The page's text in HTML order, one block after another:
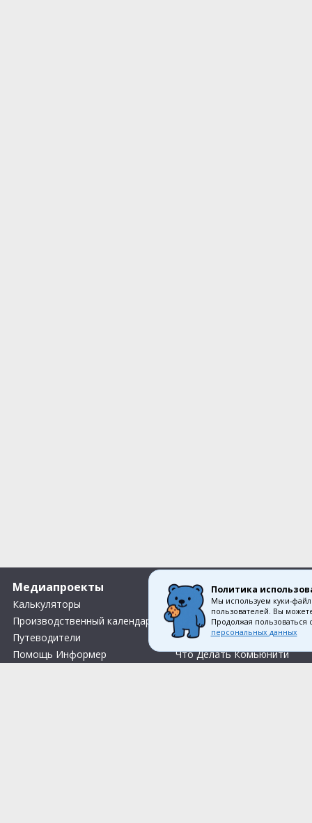
Медиапроекты
Калькуляторы
Производственный календарь
Путеводители
Помощь Информер
О компании
Вакансии
О нас
Контакты
Что Делать Комьюнити
Политика
Мы используем куки-
пользователей. Вы
Продолжая
персональных данных